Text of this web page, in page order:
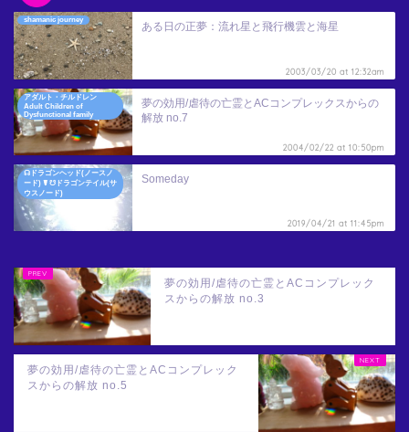
shamanic journey
ある日の正夢：流れ星と飛行機雲と海星
2003/03/20 at 12:32am
アダルト・チルドレン
Adult Children of
Dysfunctional family
夢の効用/虐待の亡霊とACコンプレックスからの
解放 no.7
2004/02/22 at 10:50pm
☊ドラゴンヘッド(ノースノ
ード) ☤ ☋ドラゴンテイル(サ
ウスノード)
Someday
2019/04/21 at 11:45pm
夢の効用/虐待の亡霊とACコンプレック
スからの解放 no.3
夢の効用/虐待の亡霊とACコンプレック
スからの解放 no.5